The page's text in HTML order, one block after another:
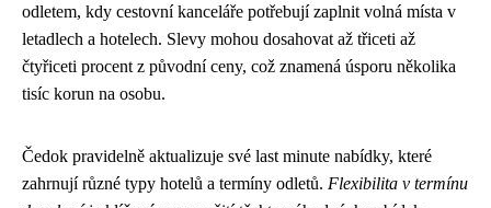
odletem, kdy cestovní kanceláře potřebují zaplnit volná místa v
letadlech a hotelech. Slevy mohou dosahovat až třiceti až
čtyřiceti procent z původní ceny, což znamená úsporu několika
tisíc korun na osobu.
Čedok pravidelně aktualizuje své last minute nabídky, které
zahrnují různé typy hotelů a termíny odletů. Flexibilita v termínu